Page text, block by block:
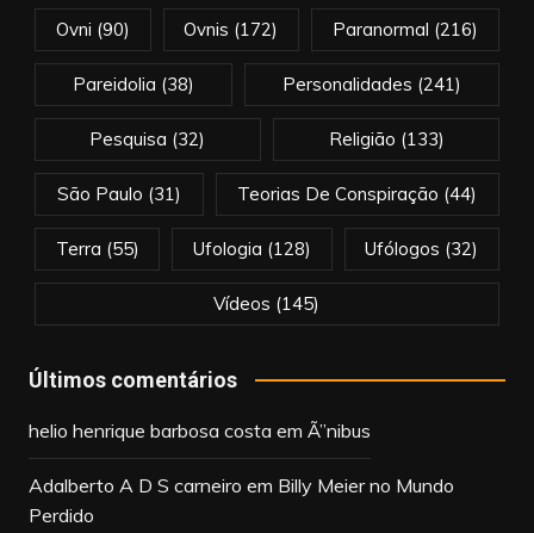
Ovni (90) Ovnis (172) Paranormal (216)
Pareidolia (38) Personalidades (241)
Pesquisa (32) Religião (133)
São Paulo (31) Teorias De Conspiração (44)
Terra (55) Ufologia (128) Ufólogos (32)
Vídeos (145)
Últimos comentários
helio henrique barbosa costa em Ã”nibus
Adalberto A D S carneiro em Billy Meier no Mundo
Perdido